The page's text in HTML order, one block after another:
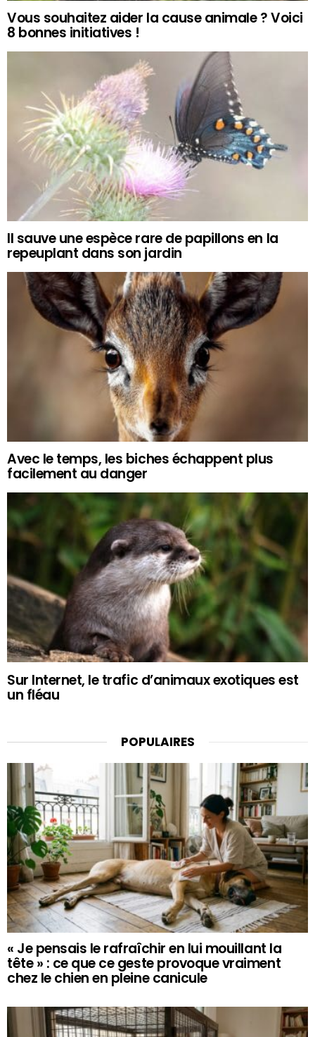
Vous souhaitez aider la cause animale ? Voici
8 bonnes initiatives !
Il sauve une espèce rare de papillons en la
repeuplant dans son jardin
Avec le temps, les biches échappent plus
facilement au danger
Sur Internet, le trafic d’animaux exotiques est
un fléau
POPULAIRES
« Je pensais le rafraîchir en lui mouillant la
tête » : ce que ce geste provoque vraiment
chez le chien en pleine canicule